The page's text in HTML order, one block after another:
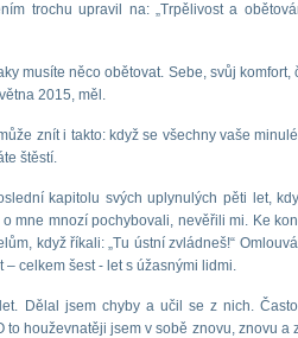
trochu upravil na: „Trpělivost a
musíte něco obětovat. Sebe, svůj komfort,
2015, měl.
znít i takto: když se všechny vaše
štěstí.
kapitolu svých uplynulých pěti let,
mne mnozí pochybovali, nevěřili mi. Ke
když říkali: „Tu ústní zvládneš!“
– celkem šest - let s úžasnými lidmi.
Dělal jsem chyby a učil se z nich.
to houževnatěji jsem v sobě znovu, znovu